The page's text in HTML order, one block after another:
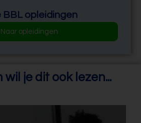
BBL opleidingen
Naar opleidingen
wil je dit ook lezen...